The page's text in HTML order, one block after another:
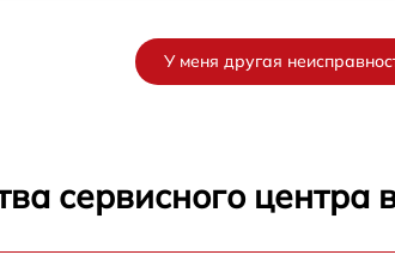
У меня другая
сервисного центра